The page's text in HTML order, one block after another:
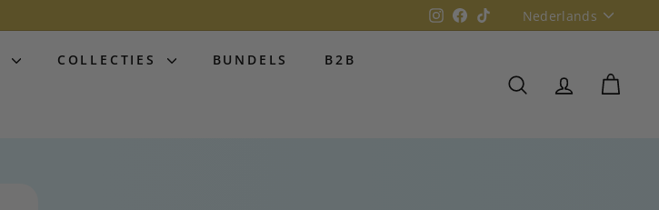
Instagram
Facebook
TikTokTaal
Nederlands
COLLECTIES BUNDELS B2B
ZOEKOPDRACHT
REKENING